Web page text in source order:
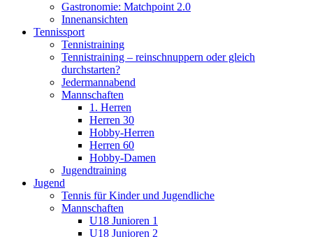
Gastronomie: Matchpoint 2.0
Innenansichten
Tennissport
Tennistraining
Tennistraining – reinschnuppern oder gleich
durchstarten?
Jedermannabend
Mannschaften
1. Herren
Herren 30
Hobby-Herren
Herren 60
Hobby-Damen
Jugendtraining
Jugend
Tennis für Kinder und Jugendliche
Mannschaften
U18 Junioren 1
U18 Junioren 2